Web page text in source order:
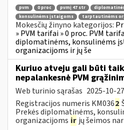
pvm 0 proc pvmį 47 str
konsulinėms įstaigoms
tarptautinėms
Mokesčių žinyno kategorijos:
» PVM tarifai » 0 proc. PVM
diplomatinėms, konsulinėms
organizacijoms ir jų še
Kuriuo atveju gali būti
nepalankesnė PVM
Web turinio sąrašas 2025-10-27
Registracijos numeris KM0362
Prekės diplomatinėms,
organizacijoms ir jų šeimos